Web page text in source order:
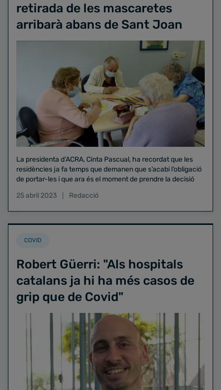
retirada de les mascaretes
arribarà abans de Sant Joan
La presidenta d’ACRA, Cinta Pascual, ha recordat que les
residències ja fa temps que demanen que s’acabi l’obligació
de portar-les i que ara és el moment de prendre la decisió
25 abril 2023
Redacció
COVID
Robert Güerri: "Als hospitals
catalans ja hi ha més casos de
grip que de Covid"